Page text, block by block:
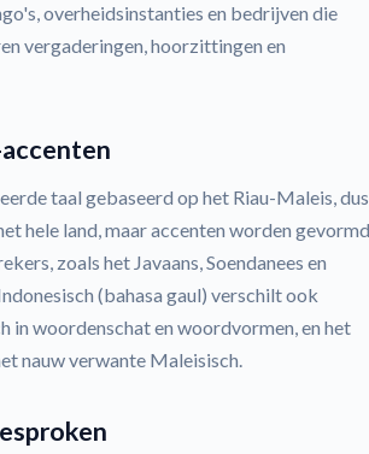
overheidsinstanties en bedrijven die
vergaderingen, hoorzittingen en
taal gebaseerd op het Riau-Maleis, dus
hele land, maar accenten worden gevormd
zoals het Javaans, Soendanees en
(bahasa gaul) verschilt ook
in woordenschat en woordvormen, en het
nauw verwante Maleisisch.